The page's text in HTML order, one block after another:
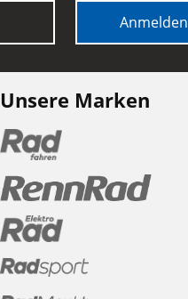
Anmelden
Unsere Marken